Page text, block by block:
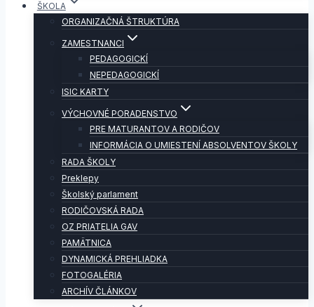
ŠKOLA
ORGANIZAČNÁ ŠTRUKTÚRA
ZAMESTNANCI
PEDAGOGICKÍ
NEPEDAGOGICKÍ
ISIC KARTY
VÝCHOVNÉ PORADENSTVO
PRE MATURANTOV A RODIČOV
INFORMÁCIA O UMIESTENÍ ABSOLVENTOV ŠKOLY
RADA ŠKOLY
Preklepy
Školský parlament
RODIČOVSKÁ RADA
OZ PRIATELIA GAV
PAMÄTNICA
DYNAMICKÁ PREHLIADKA
FOTOGALÉRIA
ARCHÍV ČLÁNKOV